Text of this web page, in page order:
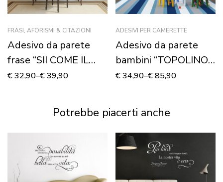
FRASI, AFORISMI & CITAZIONI
Adesivo da parete
frase “SII COME IL
MARE…”
€32,90–€39,90
ADESIVI PER CAMERETTE
Adesivo da parete
bambini “TOPOLINO I
SUOI AMICI” –
€34,90–€85,90
Potrebbe piacerti anche